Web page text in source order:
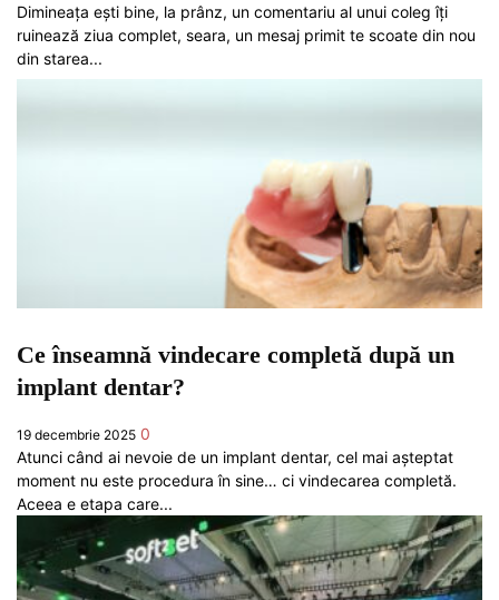
Dimineața ești bine, la prânz, un comentariu al unui coleg îți
ruinează ziua complet, seara, un mesaj primit te scoate din nou
din starea...
Ce înseamnă vindecare completă după un
implant dentar?
19 decembrie 2025 0
Atunci când ai nevoie de un implant dentar, cel mai așteptat
moment nu este procedura în sine… ci vindecarea completă.
Aceea e etapa care...